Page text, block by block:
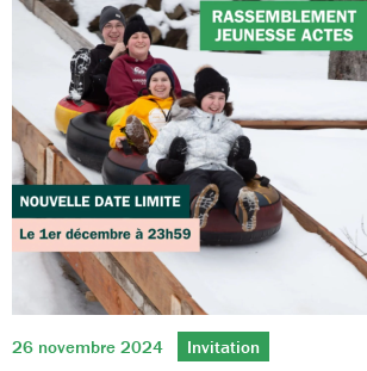
26 novembre 2024 Invitation